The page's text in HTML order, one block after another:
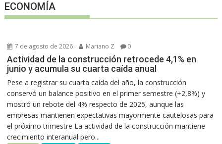
ECONOMÍA
7 de agosto de 2026 Mariano Z 0
Actividad de la construcción retrocede 4,1% en
junio y acumula su cuarta caída anual
Pese a registrar su cuarta caída del año, la construcción
conservó un balance positivo en el primer semestre (+2,8%) y
mostró un rebote del 4% respecto de 2025, aunque las
empresas mantienen expectativas mayormente cautelosas para
el próximo trimestre La actividad de la construcción mantiene
crecimiento interanual pero...